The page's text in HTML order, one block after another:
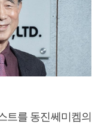
트를 동진쎄미켐의